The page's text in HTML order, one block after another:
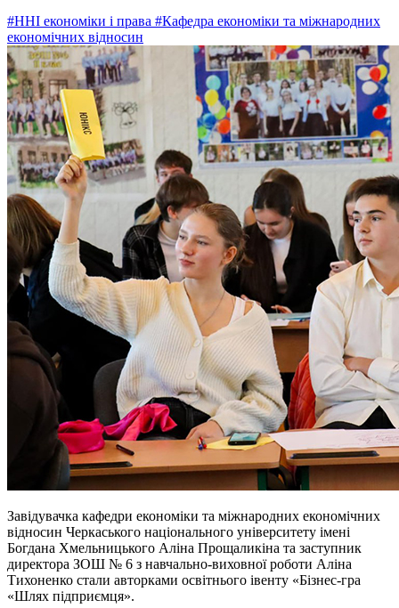
#ННІ економіки і права #Кафедра економіки та міжнародних
економічних відносин
Завідувачка кафедри економіки та міжнародних економічних
відносин Черкаського національного університету імені
Богдана Хмельницького Аліна Прощаликіна та заступник
директора ЗОШ № 6 з навчально-виховної роботи Аліна
Тихоненко стали авторками освітнього івенту «Бізнес-гра
«Шлях підприємця».